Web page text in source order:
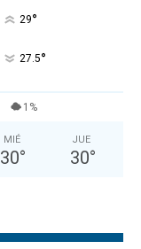
29°
27.5°
1%
MIÉ
30°
JUE
30°